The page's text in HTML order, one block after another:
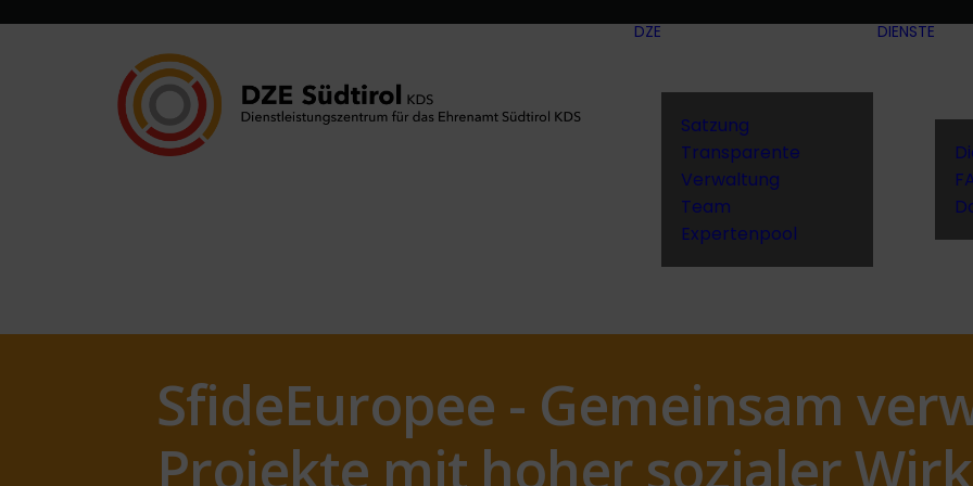
DZE
Satzung
Transparente
Verwaltung
Team
Expertenpool
DIENSTE
SfideEuropee - Gemeinsam
Projekte mit hoher sozialer